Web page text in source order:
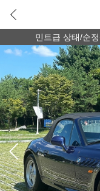
민트급 상태/순